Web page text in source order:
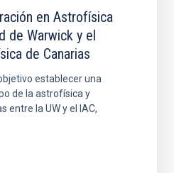
en Astrofísica
de Warwick y el
de Canarias
establecer una
de la astrofísica y
entre la UW y el IAC,